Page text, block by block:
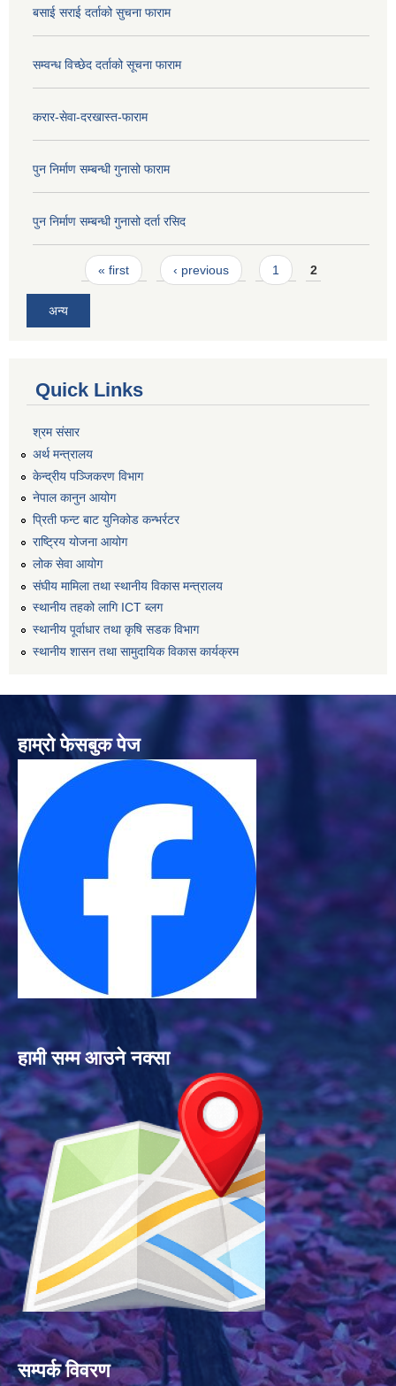
बसाई सराई दर्ताको सुचना फाराम
सम्वन्ध विच्छेद दर्ताको सूचना फाराम
करार-सेवा-दरखास्त-फाराम
पुन निर्माण सम्बन्धी गुनासो फाराम
पुन निर्माण सम्बन्धी गुनासो दर्ता रसिद
Pages« first ‹ previous 1 2
अन्य
Quick Links
श्रम संसार
अर्थ मन्त्रालय
केन्द्रीय पञ्जिकरण विभाग
नेपाल कानुन आयोग
प्रिती फन्ट बाट युनिकोड कन्भर्रटर
राष्ट्रिय योजना आयोग
लोक सेवा आयोग
संघीय मामिला तथा स्थानीय विकास मन्त्रालय
स्थानीय तहको लागि ICT ब्लग
स्थानीय पूर्वाधार तथा कृषि सडक विभाग
स्थानीय शासन तथा सामुदायिक विकास कार्यक्रम
हाम्रो फेसबुक पेज
हामी सम्म आउने नक्सा
सम्पर्क विवरण